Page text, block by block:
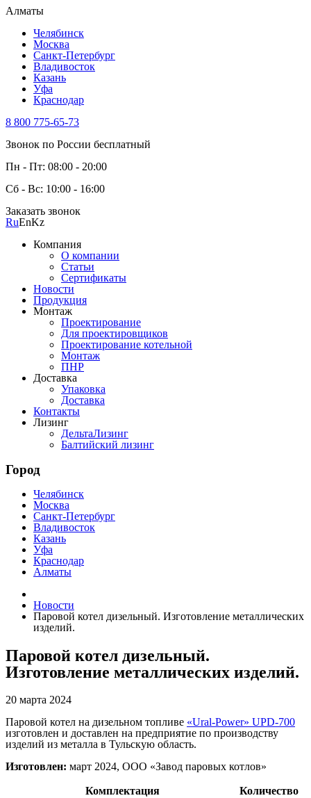
Алматы
Челябинск
Москва
Санкт-Петербург
Владивосток
Казань
Уфа
Краснодар
8 800 775-65-73
Звонок по России бесплатный
Пн - Пт: 08:00 - 20:00
Сб - Вс: 10:00 - 16:00
Заказать звонок
RuEnKz
Компания
О компании
Статьи
Сертификаты
Новости
Продукция
Монтаж
Проектирование
Для проектировщиков
Проектирование котельной
Монтаж
ПНР
Доставка
Упаковка
Доставка
Контакты
Лизинг
ДельтаЛизинг
Балтийский лизинг
Город
Челябинск
Москва
Санкт-Петербург
Владивосток
Казань
Уфа
Краснодар
Алматы
Новости
Паровой котел дизельный. Изготовление металлических
изделий.
Паровой котел дизельный.
Изготовление металлических изделий.
20 марта 2024
Паровой котел на дизельном топливе «Ural-Power» UPD-700
изготовлен и доставлен на предприятие по производству
изделий из металла в Тульскую область.
Изготовлен: март 2024, ООО «Завод паровых котлов»
Комплектация
Количество